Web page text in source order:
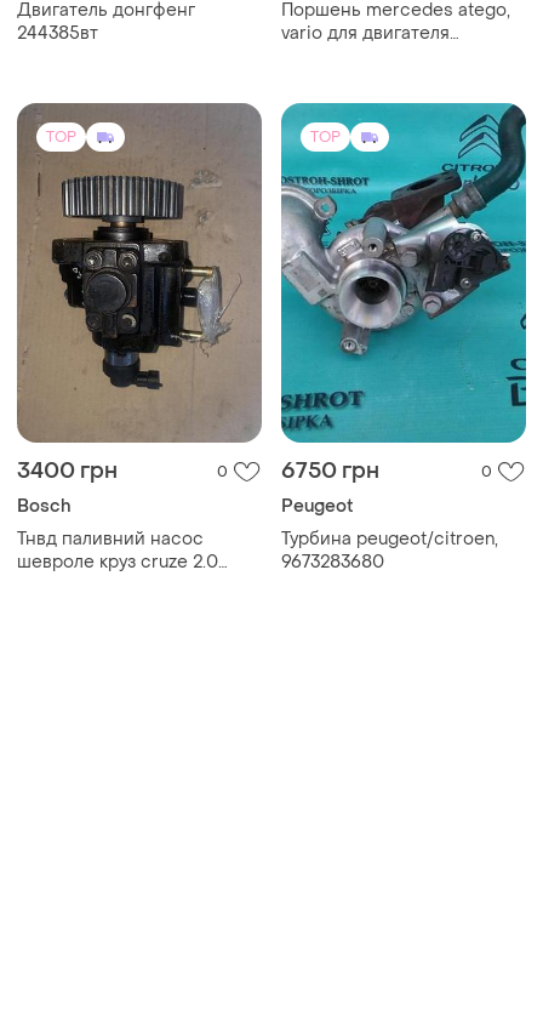
Двигатель донгфенг
244385вт
Поршень mercedes atego,
vario для двигателя
TOP
3400 грн 0
Bosch
Тнвд паливний насос
шевроле круз cruze 2.0
TOP
6750 грн 0
Peugeot
Турбина peugeot/citroen,
9673283680